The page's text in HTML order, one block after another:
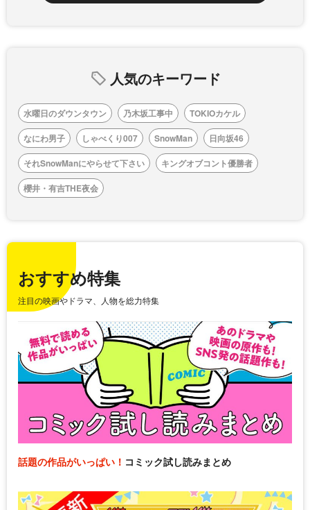
人気のキーワード
水曜日のダウンタウン 乃木坂工事中
TOKIOカケル
なにわ男子
しゃべくり007 SnowMan
日向坂46
それSnowManにやらせて下さい
キングオブコント優勝者
櫻井・有吉THE夜会
おすすめ特集
注目の映画やドラマ、人物を総力特集
話題の作品がいっぱい！ コミック試し読みまとめ